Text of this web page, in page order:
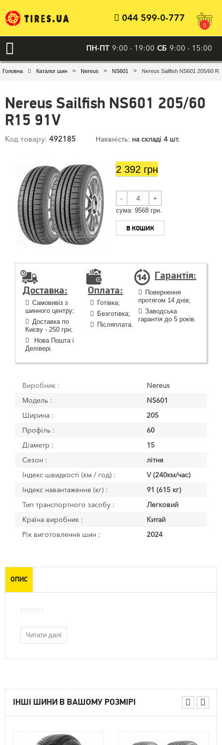
044 599-0-777
0
ПН-ПТ 9:00 - 19:00 СБ 9:00 - 15:00
Головна Каталог шин > Nereus > NS601 > Nereus Sailfish NS601 205/60
Nereus Sailfish NS601 205/60
R15 91V
Код товару: 492185 Наявність: на складі 4 шт.
2 392 грн
- +
сума: 9568 грн.
В КОШИК
Доставка:
Самовивіз з
шинного центру;
Доставка по
Києву - 250 грн;
Нова Пошта і
Делівері.
Оплата:
Готівка;
Безготівка;
Післяплата.
Гарантія:
Повернення
протягом 14 днів;
Заводська
гарантія до 5 років.
Виробник :
Nereus
Модель :
NS601
Ширина :
205
Профіль :
60
Діаметр :
15
Сезон :
літня
Індекс швидкості (км / год) :
V (240км/час)
Індекс навантаження (кг) :
91 (615 кг)
Тип транспортного засобу :
Легковий
Країна виробник :
Китай
Рік виготовлення шин :
2024
ОПИС
Читати далі
ІНШІ ШИНИ В ВАШОМУ РОЗМІРІ